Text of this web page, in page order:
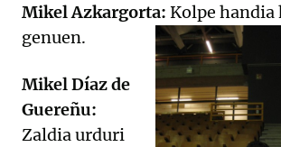
Mikel Azkargorta: Kolpe handia
genuen.
Mikel Díaz de
Guereñu:
Zaldia urduri